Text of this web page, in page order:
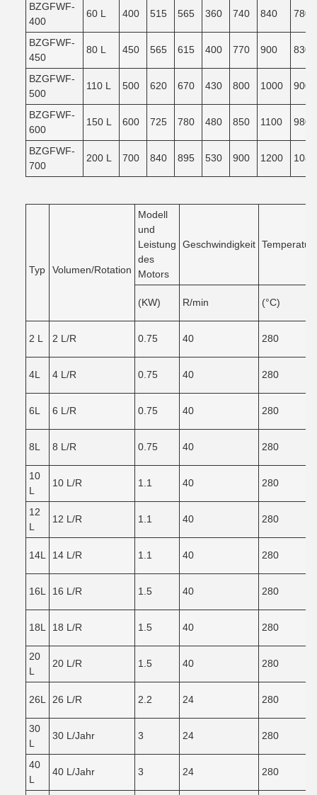
BZGFWF-
400
60 L 400 515 565 360 740 840 780
BZGFWF-
450
80 L 450 565 615 400 770 900 830
BZGFWF-
500
110 L 500 620 670 430 800 1000 900
BZGFWF-
600
150 L 600 725 780 480 850 1100 980
BZGFWF-
700
200 L 700 840 895 530 900 1200 1080
Typ Volumen/Rotation
Modell
und
Leistung
des
Motors
Geschwindigkeit Temperatur
(KW) R/min (°C)
2 L 2 L/R 0.75 40 280
4L 4 L/R 0.75 40 280
6L 6 L/R 0.75 40 280
8L 8 L/R 0.75 40 280
10
L
10 L/R 1.1 40 280
12
L
12 L/R 1.1 40 280
14L 14 L/R 1.1 40 280
16L 16 L/R 1.5 40 280
18L 18 L/R 1.5 40 280
20
L
20 L/R 1.5 40 280
26L 26 L/R 2.2 24 280
30
L
30 L/Jahr 3 24 280
40
L
40 L/Jahr 3 24 280